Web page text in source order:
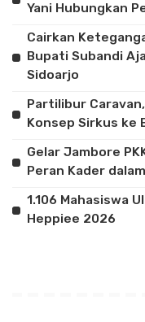
Yani Hubungkan
Cairkan
Bupati Subandi
Sidoarjo
Partilibur
Konsep Sirkus ke
Gelar Jambore
Peran Kader
1.106 Mahasiswa
Heppiee 2026